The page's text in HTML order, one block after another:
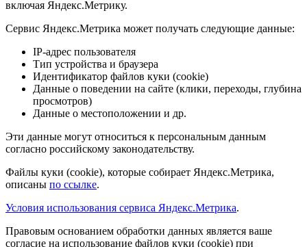
включая Яндекс.Метрику.
Сервис Яндекс.Метрика может получать следующие данные:
IP-адрес пользователя
Тип устройства и браузера
Идентификатор файлов куки (cookie)
Данные о поведении на сайте (клики, переходы, глубина
просмотров)
Данные о местоположении и др.
Эти данные могут относиться к персональным данным
согласно российскому законодательству.
Файлы куки (cookie), которые собирает Яндекс.Метрика,
описаны по ссылке.
Условия использования сервиса Яндекс.Метрика.
Правовым основанием обработки данных является ваше
согласие на использование файлов куки (cookie) при